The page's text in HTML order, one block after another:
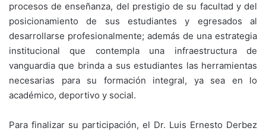
procesos de enseñanza, del prestigio de su facultad y del
posicionamiento de sus estudiantes y egresados al
desarrollarse profesionalmente; además de una estrategia
institucional que contempla una infraestructura de
vanguardia que brinda a sus estudiantes las herramientas
necesarias para su formación integral, ya sea en lo
académico, deportivo y social.
Para finalizar su participación, el Dr. Luis Ernesto Derbez